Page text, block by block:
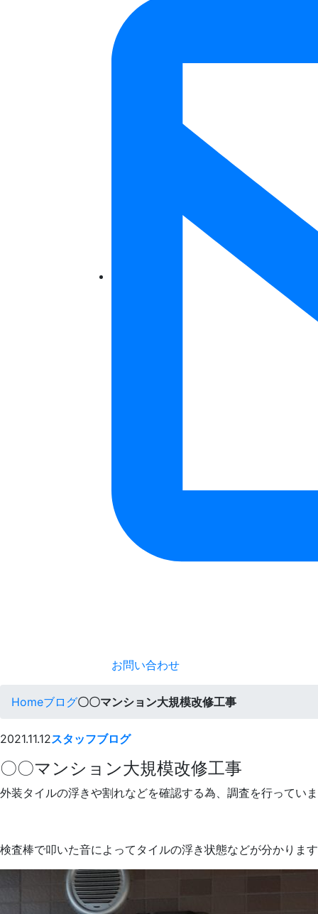
お問い合わせ
Homeブログ〇〇マンション大規模改修工事
2021.11.12スタッフブログ
〇〇マンション大規模改修工事
外装タイルの浮きや割れなどを確認する為、調査を行ってい
検査棒で叩いた音によってタイルの浮き状態などが分かりま